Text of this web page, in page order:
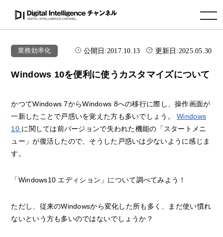
toggle navigation
業務効率化 公開日:2017.10.13 更新日:2025.05.30
Windows 10を便利に使うカスタマイズについて
かつてWindows 7からWindows 8への移行に際し、操作画面が
一新したことで戸惑いを覚えた方も多いでしょう。Windows
10 に関しては前バージョンで失われた機能の「スタートメニ
ュー」が復活したので、そうした戸惑いは少ないように感じま
す。
「Windows10 エディション」について調べてみよう！
ただし、従来のWindowsから変化した所も多く、まだ使い慣れ
ないという方も多いのではないでしょうか？